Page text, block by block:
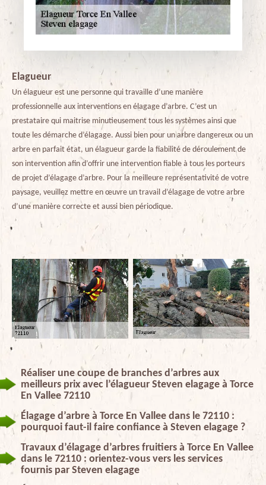
Elagueur
Un élagueur est une personne qui travaille d’une manière
professionnelle aux interventions en élagage d’arbre. C’est un
prestataire qui maitrise minutieusement tous les systèmes ainsi que
toute les démarche d’élagage. Aussi bien pour un arbre dangereux ou un
arbre en parfait état, un élagueur garde la fiabilité de déroulement de
son intervention afin d’offrir une intervention fiable à tous les porteurs
de projet d’élagage d’arbre. Pour la meilleure représentativité de votre
paysage, veuillez mettre en œuvre un travail d’élagage de votre arbre
d’une manière correcte et aussi bien périodique.
Réaliser une coupe de branches d’arbres aux
meilleurs prix avec l’élagueur Steven elagage à Torce
En Vallee 72110
Élagage d’arbre à Torce En Vallee dans le 72110 :
pourquoi faut-il faire confiance à Steven elagage ?
Travaux d’élagage d’arbres fruitiers à Torce En Vallee
dans le 72110 : orientez-vous vers les services
fournis par Steven elagage